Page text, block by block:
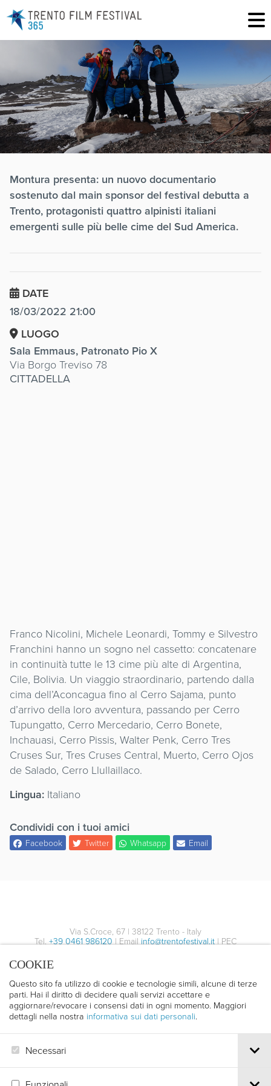
COOKIE
Questo sito fa utilizzo di cookie e tecnologie simili, alcune di terze
parti. Hai il diritto di decidere quali servizi accettare e
aggiornare/revocare i consensi dati in ogni momento. Maggiori
dettagli nella nostra informativa sui dati personali.
Necessari
Montura presenta: un nuovo documentario
sostenuto dal main sponsor del festival debutta a
Trento, protagonisti quattro alpinisti italiani
emergenti sulle più belle cime del Sud America.
DATE
18/03/2022 21:00
LUOGO
Sala Emmaus, Patronato Pio X
Via Borgo Treviso 78
CITTADELLA
Franco Nicolini, Michele Leonardi, Tommy e Silvestro
Franchini hanno un sogno nel cassetto: concatenare
in continuità tutte le 13 cime più alte di Argentina,
Cile, Bolivia. Un viaggio straordinario, partendo dalla
cima dell’Aconcagua fino al Cerro Sajama, punto
d’arrivo della loro avventura, passando per Cerro
Tupungatto, Cerro Mercedario, Cerro Bonete,
Inchauasi, Cerro Pissis, Walter Penk, Cerro Tres
Cruses Sur, Tres Cruses Central, Muerto, Cerro Ojos
de Salado, Cerro Llullaillaco.
Lingua: Italiano
Condividi con i tuoi amici
Facebook Twitter Whatsapp Email
Via S.Croce, 67 | 38122 Trento - Italy
Tel. +39 0461 986120 | Email info@trentofestival.it | PEC